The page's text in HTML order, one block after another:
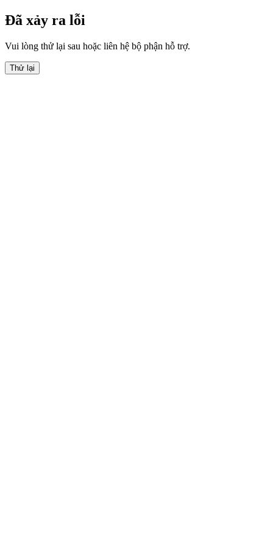
Đã xảy ra lỗi
Vui lòng thử lại sau hoặc liên hệ bộ phận hỗ trợ.
Thử lại